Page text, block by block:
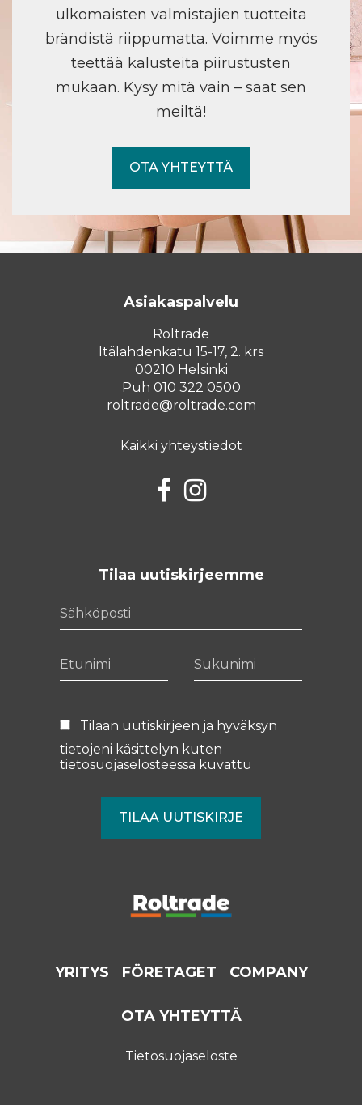
ulkomaisten valmistajien tuotteita
brändistä riippumatta. Voimme myös
teettää kalusteita piirustusten
mukaan. Kysy mitä vain – saat sen
meiltä!
OTA YHTEYTTÄ
Asiakaspalvelu
Roltrade
Itälahdenkatu 15-17, 2. krs
00210 Helsinki
Puh 010 322 0500
roltrade@roltrade.com
Kaikki yhteystiedot
FacebookInstagram
Tilaa uutiskirjeemme
Tilaan uutiskirjeen ja hyväksyn
tietojeni käsittelyn kuten
tietosuojaselosteessa kuvattu
YRITYS FÖRETAGET COMPANY
OTA YHTEYTTÄ
Tietosuojaseloste